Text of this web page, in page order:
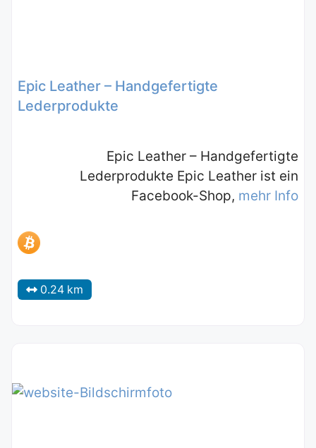
Epic Leather – Handgefertigte
Lederprodukte
Epic Leather – Handgefertigte
Lederprodukte Epic Leather ist ein
Facebook-Shop, mehr Info
0.24 km